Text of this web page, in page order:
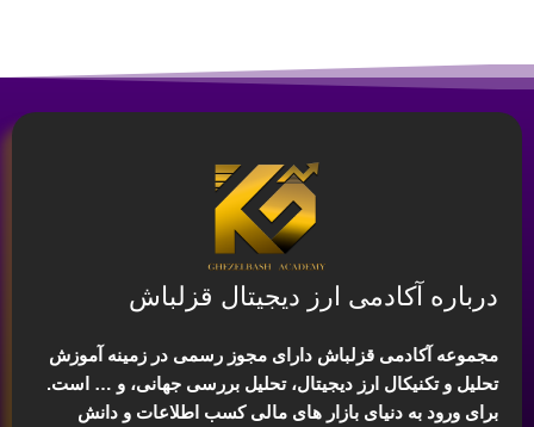
درباره آکادمی ارز دیجیتال قزلباش
مجموعه آکادمی قزلباش دارای مجوز رسمی در زمینه آموزش
تحلیل و تکنیکال ارز دیجیتال، تحلیل بررسی جهانی، و … است.
برای ورود به دنیای بازار های مالی کسب اطلاعات و دانش